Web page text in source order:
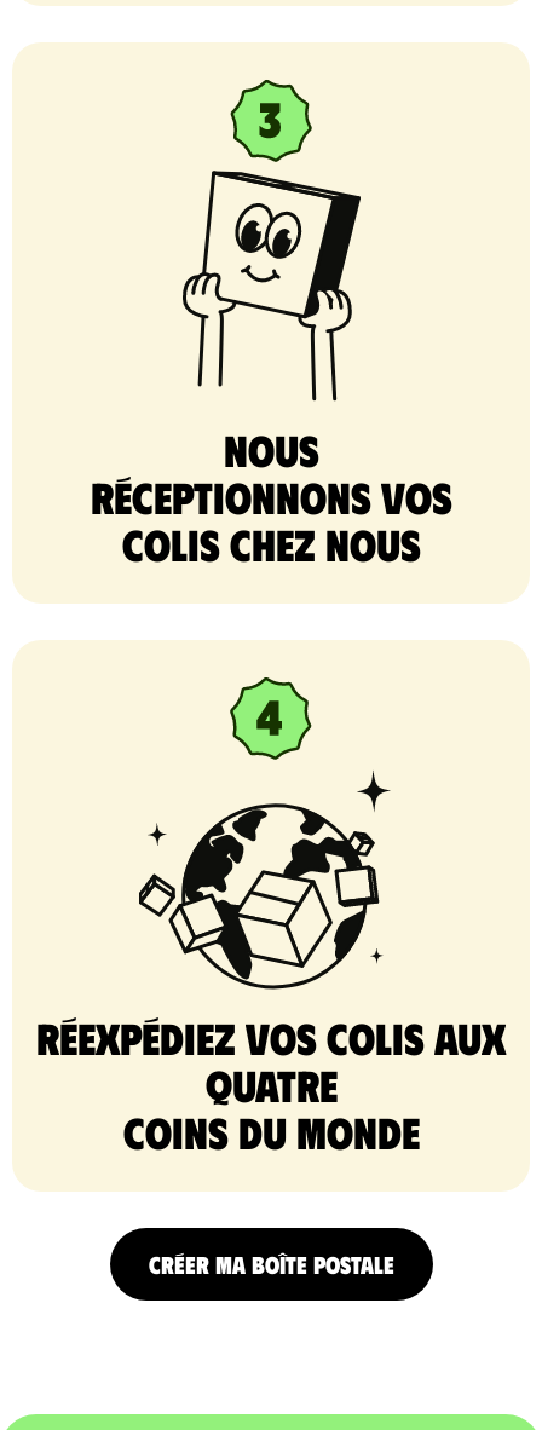
nous
réceptionnons vos
colis chez nous
Réexpédiez vos colis aux
quatre
coins du monde
CRÉER MA BOÎTE POSTALE